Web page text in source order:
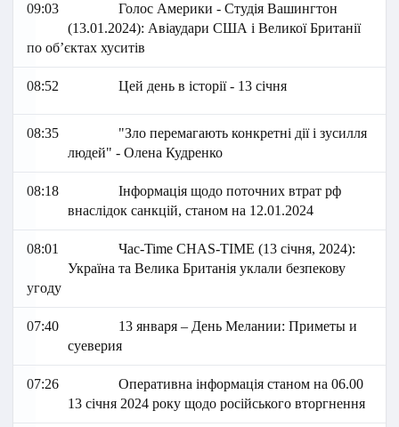
09:03
Голос Америки - Студія Вашингтон
(13.01.2024): Авіаудари США і Великої Британії
по об’єктах хуситів
08:52 Цей день в історії - 13 січня
08:35
"Зло перемагають конкретні дії і зусилля
людей" - Олена Кудренко
08:18
Інформація щодо поточних втрат рф
внаслідок санкцій, станом на 12.01.2024
08:01
Час-Time CHAS-TIME (13 січня, 2024):
Україна та Велика Британія уклали безпекову
угоду
07:40
13 января – День Мелании: Приметы и
суеверия
07:26
Оперативна інформація станом на 06.00
13 січня 2024 року щодо російського вторгнення